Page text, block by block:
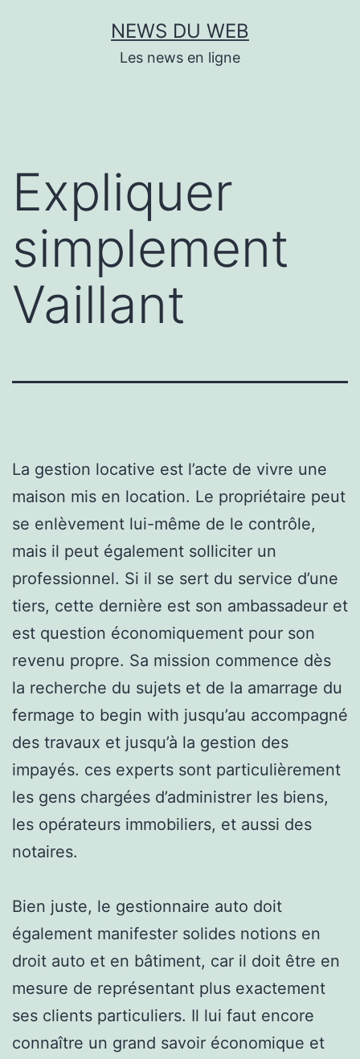
NEWS DU WEB
Les news en ligne
Expliquer
simplement
Vaillant
La gestion locative est l’acte de vivre une
maison mis en location. Le propriétaire peut
se enlèvement lui-même de le contrôle,
mais il peut également solliciter un
professionnel. Si il se sert du service d’une
tiers, cette dernière est son ambassadeur et
est question économiquement pour son
revenu propre. Sa mission commence dès
la recherche du sujets et de la amarrage du
fermage to begin with jusqu’au accompagné
des travaux et jusqu’à la gestion des
impayés. ces experts sont particulièrement
les gens chargées d’administrer les biens,
les opérateurs immobiliers, et aussi des
notaires.
Bien juste, le gestionnaire auto doit
également manifester solides notions en
droit auto et en bâtiment, car il doit être en
mesure de représentant plus exactement
ses clients particuliers. Il lui faut encore
connaître un grand savoir économique et